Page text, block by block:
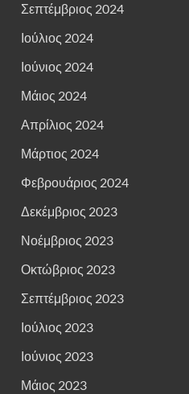
Σεπτέμβριος 2024
Ιούλιος 2024
Ιούνιος 2024
Μάιος 2024
Απρίλιος 2024
Μάρτιος 2024
Φεβρουάριος 2024
Δεκέμβριος 2023
Νοέμβριος 2023
Οκτώβριος 2023
Σεπτέμβριος 2023
Ιούλιος 2023
Ιούνιος 2023
Μάιος 2023